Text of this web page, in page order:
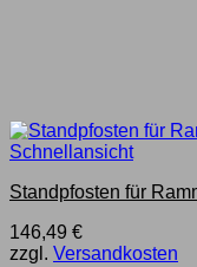
Schnellansicht
Standpfosten für
146,49 €
zzgl. Versandkosten